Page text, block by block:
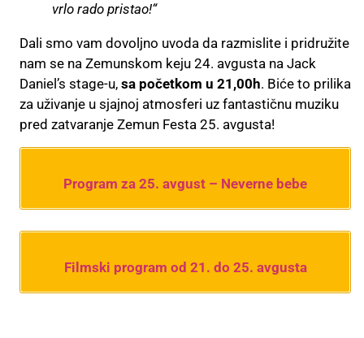
vrlo rado pristao!“
Dali smo vam dovoljno uvoda da razmislite i pridružite
nam se na Zemunskom keju 24. avgusta na Jack
Daniel’s stage-u, sa početkom u 21,00h. Biće to prilika
za uživanje u sjajnoj atmosferi uz fantastičnu muziku
pred zatvaranje Zemun Festa 25. avgusta!
Program za 25. avgust – Neverne bebe
Filmski program od 21. do 25. avgusta